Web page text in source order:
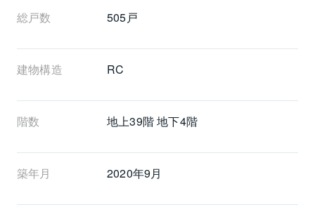
総戸数 505戸
建物構造 RC
階数 地上39階 地下4階
築年月 2020年9月